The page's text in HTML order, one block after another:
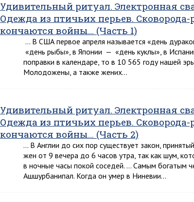
Удивительный ритуал. Электронная
Одежда из птичьих перьев.
кончаются войны… (Часть 1)
… В США первое апреля называется «день
«день рыбы», в Японии — «день куклы», в
поправки в календаре, то в 10 565 году нашей
Молодожены, а также жених…
Удивительный ритуал. Электронная
Одежда из птичьих перьев.
кончаются войны… (Часть 2)
… В Англии до сих пор существует закон,
жен от 9 вечера до 6 часов утра, так как шум,
в ночные часы покой соседей. … Самым богатым
Ашшурбанипал. Когда он умер в Ни­невии…